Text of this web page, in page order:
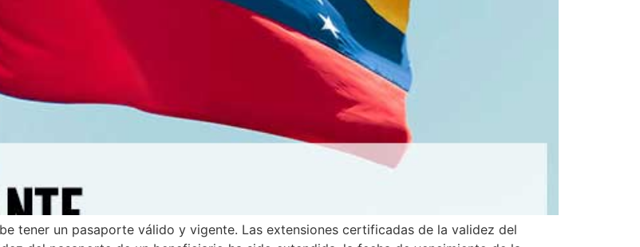
tener un pasaporte válido y vigente. Las extensiones certificadas de la validez del